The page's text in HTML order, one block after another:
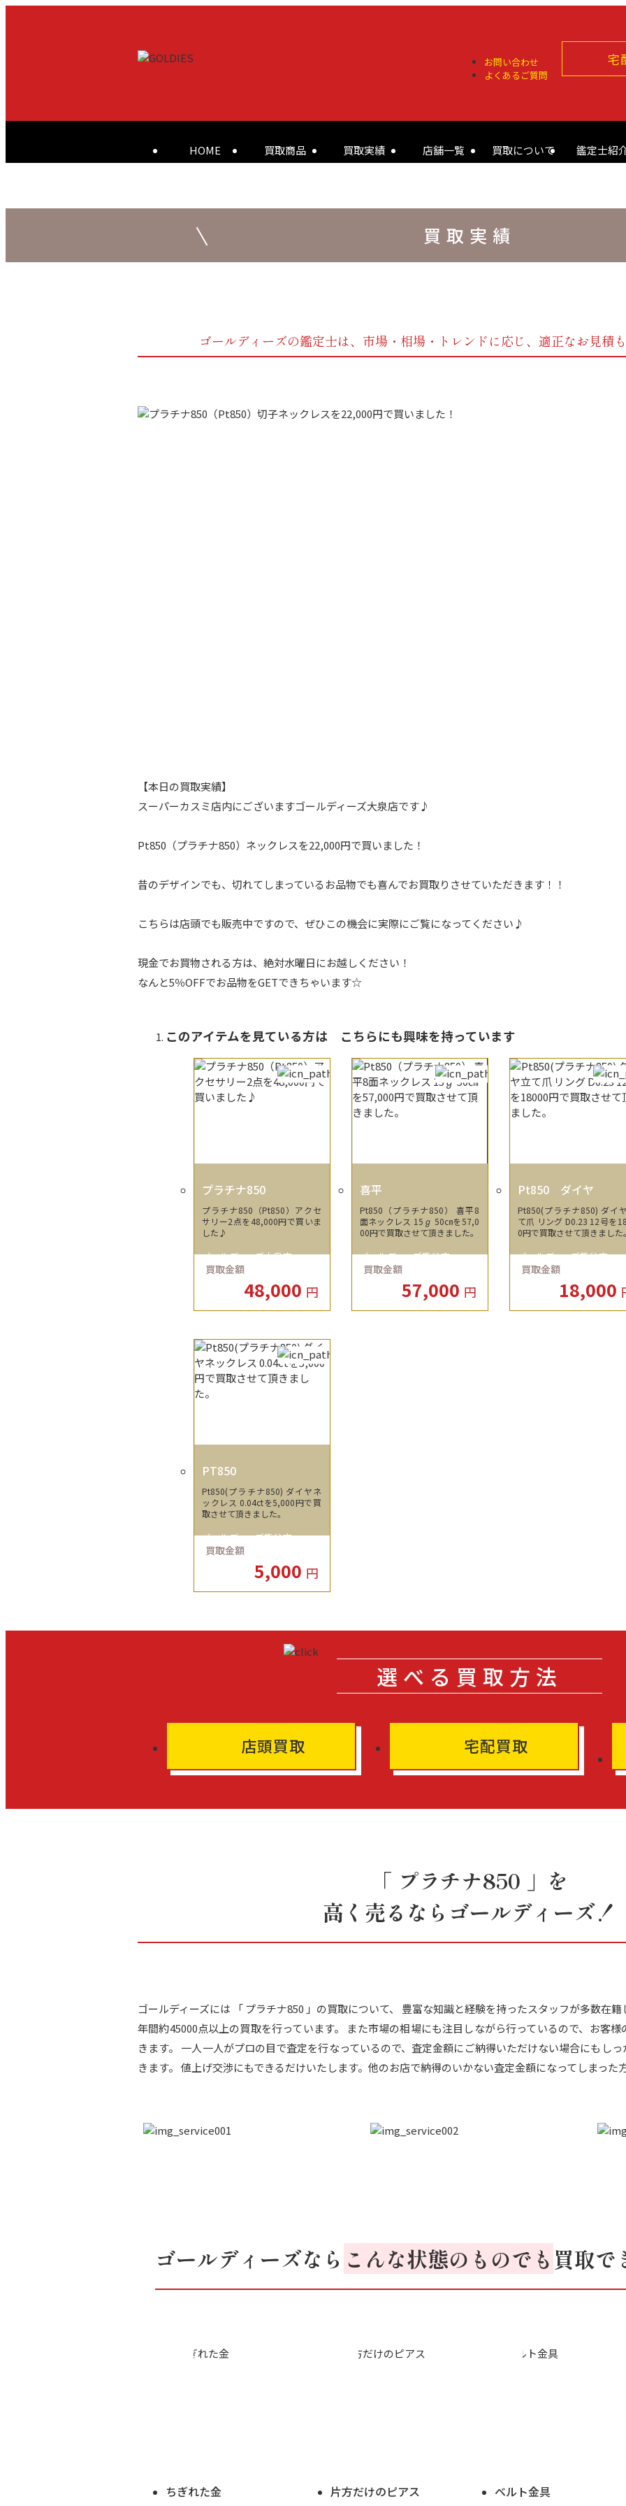
お問い合わせ
よくあるご質問
宅
HOME 買取商品 買取実績 店舗一覧 買取について 鑑定士紹
買取実績
ゴールディーズの鑑定士は、市場・相場・トレンドに応じ、 適正なお見積
【本日の買取実績】
スーパーカスミ店内にございますゴールディーズ大泉店です♪
Pt850（プラチナ850）ネックレスを22,000円で買いました！
昔のデザインでも、切れてしまっているお品物でも喜んでお買取りさせていただきます！！
こちらは店頭でも販売中ですので、ぜひこの機会に実際にご覧になってください♪
現金でお買物される方は、絶対水曜日にお越しください！
なんと5％OFFでお品物をGETできちゃいます☆
このアイテムを見ている方は こちらにも興味を持っています
プラチナ850
プラチナ850（Pt850）アクセ
サリー2点を48,000円で買いま
した♪
ゴールディーズ大泉店
買取金額
48,000 円
喜平
Pt850（プラチナ850） 喜平8
面ネックレス 15ℊ 50㎝を57,0
00円で買取させて頂きました。
ゴールディーズ熊谷店
買取金額
57,000 円
Pt850 ダイヤ
Pt850(プラチナ850) ダイ
て爪 リング D0.23 12号を
0円で買取させて頂きました
ゴールディーズ熊谷店
買取金額
18,000
PT850
Pt850(プラチナ850) ダイヤネ
ックレス 0.04ctを5,000円で買
取させて頂きました。
ゴールディーズ熊谷店
買取金額
5,000 円
選べる買取方法
店頭買取 宅配買取
「 プラチナ850 」を
高く売るならゴールディーズ！
ゴールディーズには 「 プラチナ850 」の買取について、 豊富な知識と経験を持ったスタッフが多数在
年間約45000点以上の買取を行っています。 また市場の相場にも注目しながら行っているので、お客
きます。 一人一人がプロの目で査定を行なっているので、査定金額にご納得いただけない場合にもし
きます。 値上げ交渉にもできるだけいたします。他のお店で納得のいかない査定金額になってしまった
ゴールディーズなら こんな状態のものでも 買取で
ちぎれた金 片方だけのピアス ベルト金具